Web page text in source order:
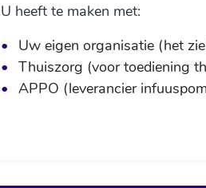
U heeft te maken met:
Uw eigen organisatie (het
Thuiszorg (voor toediening
APPO (leverancier